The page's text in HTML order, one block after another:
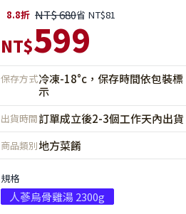
8.8折 NT$ 680省 NT$81
NT$599
保存方式冷凍-18°c，保存時間依包裝標
示
出貨時間訂單成立後2-3個工作天內出貨
商品類別地方菜餚
規格
人蔘烏骨雞湯 2300g